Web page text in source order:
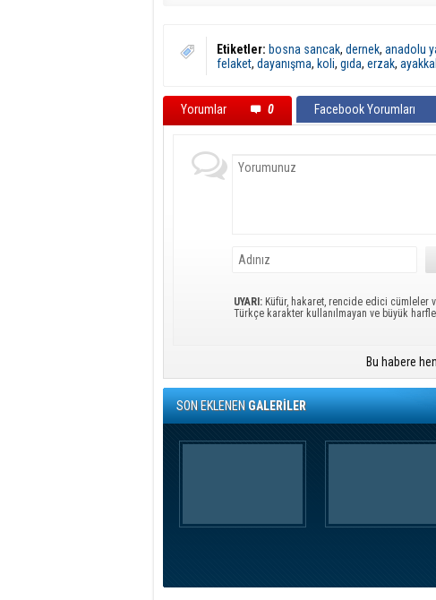
Etiketler: bosna sancak, dernek, anadolu
felaket, dayanışma, koli, gıda, erzak,
Yorumlar 0 Facebook Yorumları
UYARI: Küfür, hakaret, rencide edici cümleler
Türkçe karakter kullanılmayan ve büyük
Bu habere
SON EKLENENGALERİLER